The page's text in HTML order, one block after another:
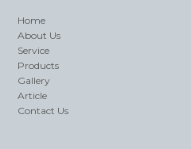
Home
About Us
Service
Products
Gallery
Article
Contact Us